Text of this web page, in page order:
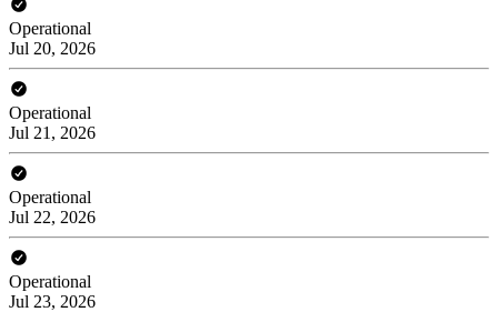
Operational
Jul 20, 2026
Operational
Jul 21, 2026
Operational
Jul 22, 2026
Operational
Jul 23, 2026